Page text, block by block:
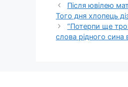
Після ювілею
Того дня хлопець
“Потерпи ще
слова рідного